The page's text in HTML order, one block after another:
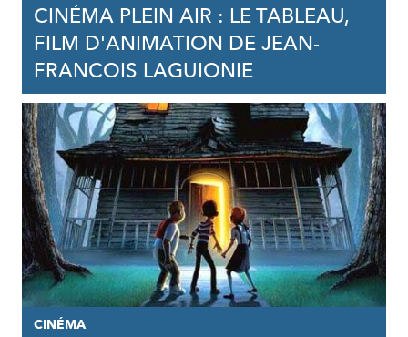
CINÉMA PLEIN AIR : LE TABLEAU,
FILM D'ANIMATION DE JEAN-
FRANCOIS LAGUIONIE
CINÉMA